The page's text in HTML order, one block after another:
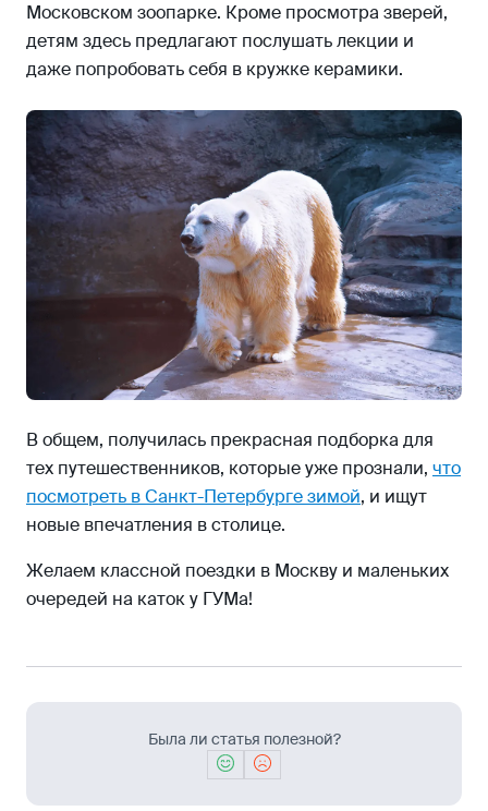
Московском зоопарке. Кроме просмотра зверей,
детям здесь предлагают послушать лекции и
даже попробовать себя в кружке керамики.
В общем, получилась прекрасная подборка для
тех путешественников, которые уже прознали, что
посмотреть в Санкт-Петербурге зимой, и ищут
новые впечатления в столице.
Желаем классной поездки в Москву и маленьких
очередей на каток у ГУМа!
Была ли статья полезной?